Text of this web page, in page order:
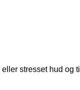
stresset hud og